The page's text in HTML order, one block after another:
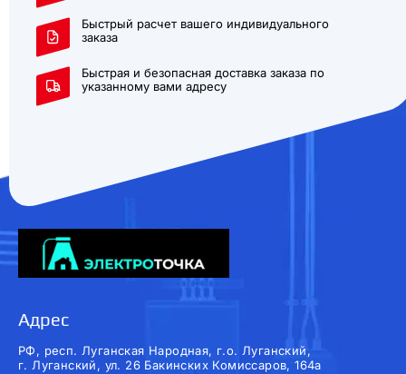
Быстрый расчет вашего индивидуального
заказа
Быстрая и безопасная доставка заказа по
указанному вами адресу
Адрес
РФ, респ. Луганская Народная, г.о. Луганский,
г. Луганский, ул. 26 Бакинских Комиссаров, 164а